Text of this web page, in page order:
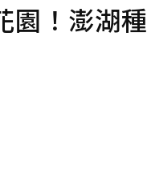
園！澎湖